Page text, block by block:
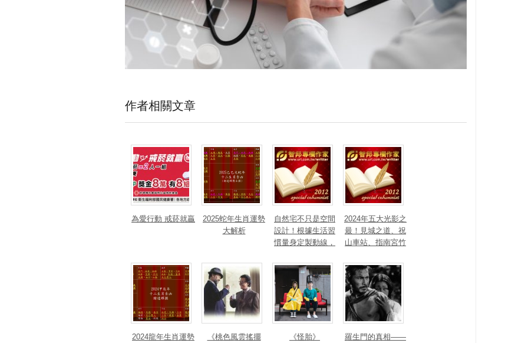
作者相關文章
為愛行動 戒菸就贏
2025蛇年生肖運勢
大解析
自然宅不只是空間
設計！根據生活習
慣量身定製動線，
生活步調
2024年五大光影之
最！見城之道、祝
山車站、指南宮竹
城奪台灣光環境獎
2024龍年生肖運勢
《桃色風雲搖擺
《怪胎》
羅生門的真相——